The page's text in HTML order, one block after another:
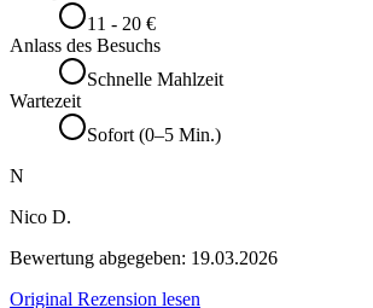
11 - 20 €
Anlass des Besuchs
Schnelle Mahlzeit
Wartezeit
Sofort (0–5 Min.)
N
Nico D.
Bewertung abgegeben: 19.03.2026
Original Rezension lesen